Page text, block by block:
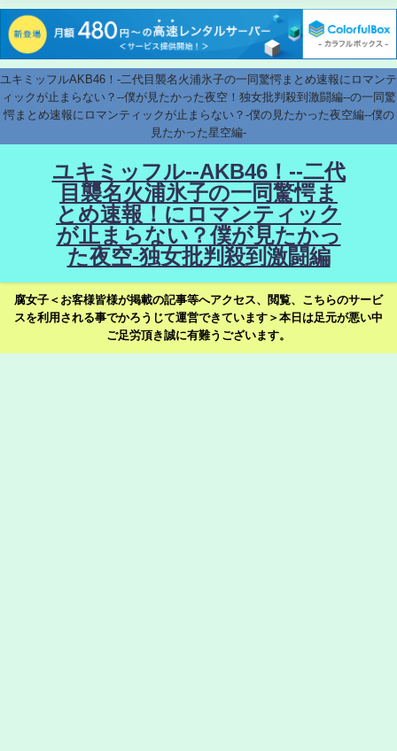
ユキミッフルAKB46！-二代目襲名火浦氷子の一同驚愕まとめ速報にロマンテ
ィックが止まらない？--僕が見たかった夜空！独女批判殺到激闘編--の一同驚
愕まとめ速報にロマンティックが止まらない？-僕の見たかった夜空編--僕の
見たかった星空編-
ユキミッフル--AKB46！--二代
目襲名火浦氷子の一同驚愕ま
とめ速報！にロマンティック
が止まらない？僕が見たかっ
た夜空-独女批判殺到激闘編
腐女子＜お客様皆様が掲載の記事等へアクセス、閲覧、こちらのサービ
スを利用される事でかろうじて運営できています＞本日は足元が悪い中
ご足労頂き誠に有難うございます。